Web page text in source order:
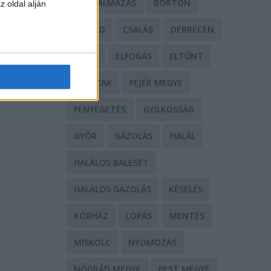
oldal alján
BÁNTALMAZÁS BÖRTÖN
CSALÁD CSALÁS DEBRECEN
DROG ELFOGÁS ELTŰNT
ERŐSZAK FEJÉR MEGYE
FENYEGETÉS GYILKOSSÁG
GYŐR GÁZOLÁS HALÁL
HALÁLOS BALESET
HALÁLOS GÁZOLÁS KÉSELÉS
KÓRHÁZ LOPÁS MENTÉS
MISKOLC NYOMOZÁS